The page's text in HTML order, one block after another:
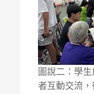
圖說二：學
者互動交流